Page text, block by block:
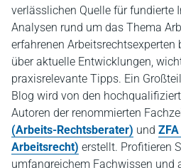
verlässlichen Quelle für fundierte
Analysen rund um das Thema
erfahrenen Arbeitsrechtsexperten
über aktuelle Entwicklungen,
praxisrelevante Tipps. Ein
Blog wird von den
Autoren der renommierten
(Arbeits-Rechtsberater) und
Arbeitsrecht) erstellt. Profitieren
umfangreichem Fachwissen und